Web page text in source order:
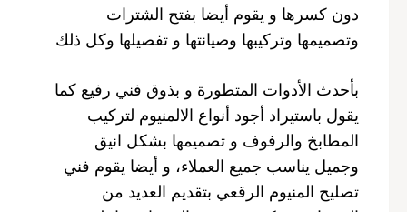
دون كسرها و يقوم أيضا بفتح الشترات
وتصميمها وتركيبها وصيانتها و تفصيلها وكل ذلك
بأحدث الأدوات المتطورة و بذوق فني رفيع كما
يقول باستيراد أجود أنواع الالمنيوم لتركيب
المطابخ والرفوف و تصميمها بشكل انيق
وجميل يناسب جميع العملاء، و أيضا يقوم فني
تصليح المنيوم الرقعي بتقديم العديد من